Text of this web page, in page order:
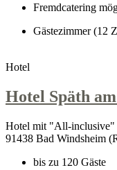
Fremdcatering
Gästezimmer (12
Hotel
Hotel Späth
Hotel mit "All-inclusive"
91438 Bad Windsheim
bis zu 120 Gäste